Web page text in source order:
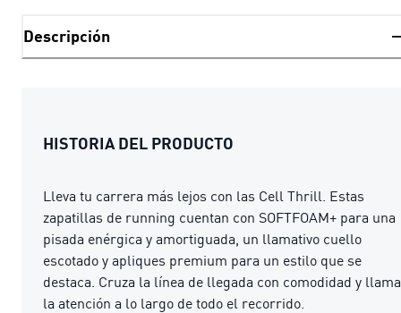
Descripción
HISTORIA DEL PRODUCTO
Lleva tu carrera más lejos con las Cell Thrill. Estas
zapatillas de running cuentan con SOFTFOAM+ para una
pisada enérgica y amortiguada, un llamativo cuello
escotado y apliques premium para un estilo que se
destaca. Cruza la línea de llegada con comodidad y llama
la atención a lo largo de todo el recorrido.